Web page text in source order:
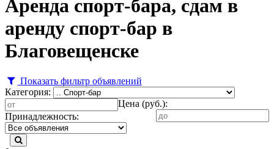
Аренда спорт-бара, сдам в
аренду спорт-бар в
Благовещенске
Показать фильтр объявлений
Категория:
Цена (руб.):
Принадлежность: